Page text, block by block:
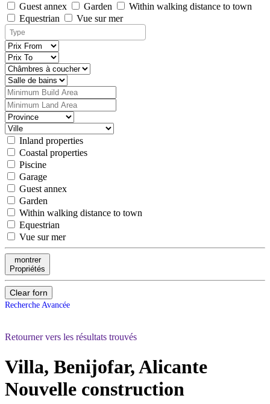
Guest annex
Garden
Within walking distance to town
Equestrian
Vue sur mer
Inland properties
Coastal properties
Piscine
Garage
Guest annex
Garden
Within walking distance to town
Equestrian
Vue sur mer
montrer
Propriétés
Clear forn
Recherche Avancée
Retourner vers les résultats trouvés
Villa, Benijofar, Alicante
Nouvelle construction